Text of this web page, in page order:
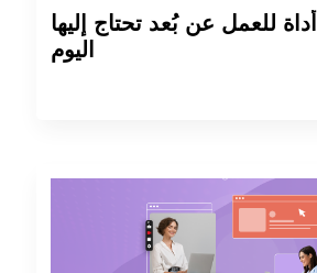
أفضل 18 أداة للعمل عن بُعد تحتاج إليها
اليوم